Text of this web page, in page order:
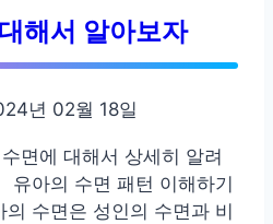
해서 알아보자
년 02월 18일
면에 대해서 상세히 알려
아의 수면 패턴 이해하기
수면은 성인의 수면과 비